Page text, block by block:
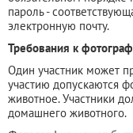
пароль -
электронную почту.
Требования к
Один участник может
участию допускаются
животное. Участники
домашнего животного.